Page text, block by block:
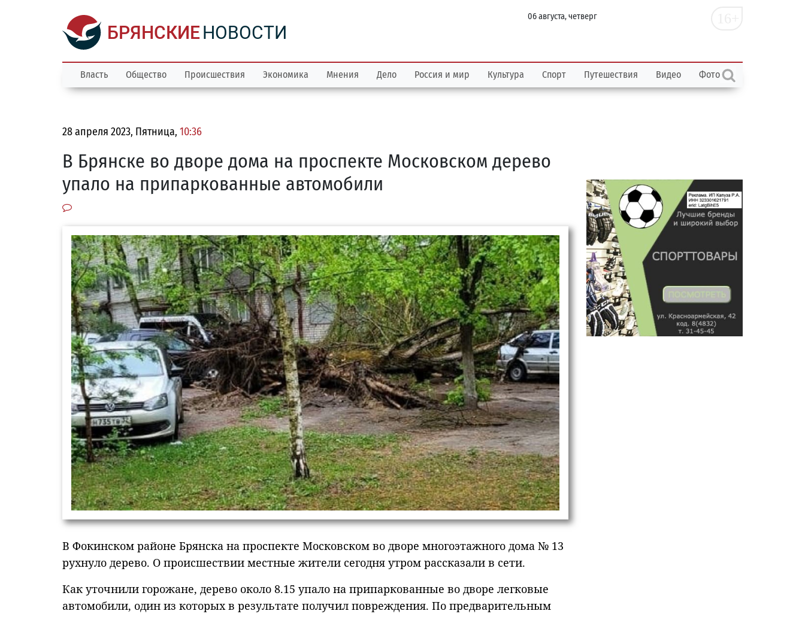
БРЯНСКИЕНОВОСТИ
06 августа, четверг
Власть Общество Происшествия Экономика Мнения Дело Россия и мир Культура Спорт Путешествия Видео Фото
28 апреля 2023, Пятница, 10:36
В Брянске во дворе дома на проспекте Московском дерево
упало на припаркованные автомобили
В Фокинском районе Брянска на проспекте Московском во дворе многоэтажного дома № 13
рухнуло дерево. О происшествии местные жители сегодня утром рассказали в сети.
Как уточнили горожане, дерево около 8.15 упало на припаркованные во дворе легковые
автомобили, один из которых в результате получил повреждения. По предварительным